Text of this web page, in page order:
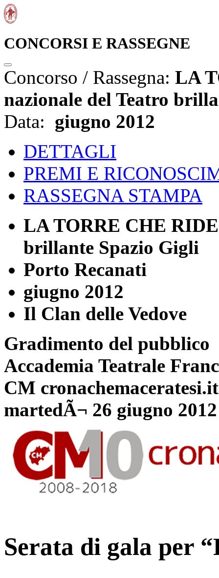
CONCORSI E RASSEGNE
Concorso / Rassegna: LA
nazionale del Teatro
Data: giugno 2012
DETTAGLI
PREMI E
RASSEGNA STAMPA
LA TORRE CHE
brillante Spazio Gigli
Porto Recanati
giugno 2012
Il Clan delle Vedove
Gradimento del pubblico
Accademia Teatrale
CM cronachemaceratesi.it
martedÃ¬ 26 giugno 2012
Serata di gala per